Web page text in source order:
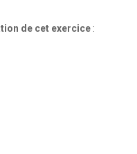
de cet exercice: